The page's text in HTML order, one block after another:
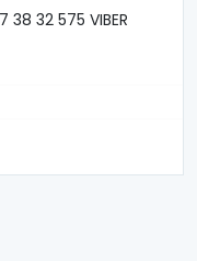
38 32 575 VIBER